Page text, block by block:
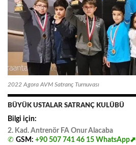
2022 Agora AVM Satranç Turnuvası
BÜYÜK USTALAR SATRANÇ KULÜBÜ
Bilgi için:
2. Kad. Antrenör FA Onur.Alacaba
✆ GSM: +90 507 741 46 15 WhatsApp⬈